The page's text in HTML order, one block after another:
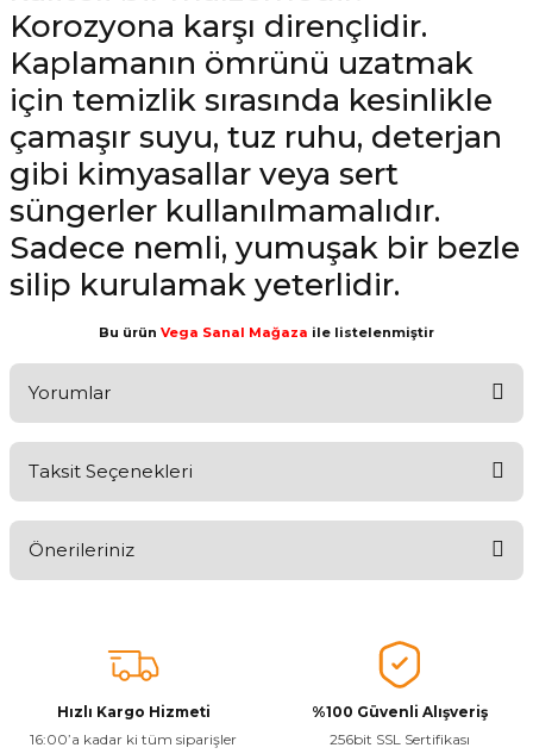
Korozyona karşı dirençlidir.
Kaplamanın ömrünü uzatmak
için temizlik sırasında kesinlikle
çamaşır suyu, tuz ruhu, deterjan
gibi kimyasallar veya sert
süngerler kullanılmamalıdır.
Sadece nemli, yumuşak bir bezle
silip kurulamak yeterlidir.
Bu ürün Vega Sanal Mağaza ile listelenmiştir
Yorumlar
Taksit Seçenekleri
Önerileriniz
tarafımıza iletebilirsiniz.
Görüş ve önerileriniz için teşekkür ederiz.
Ürün resmi kalitesiz, bozuk veya görüntülenemiyor.
Hızlı Kargo Hizmeti
16:00’a kadar ki tüm siparişler
%100 Güvenli Alışveriş
256bit SSL Sertifikası